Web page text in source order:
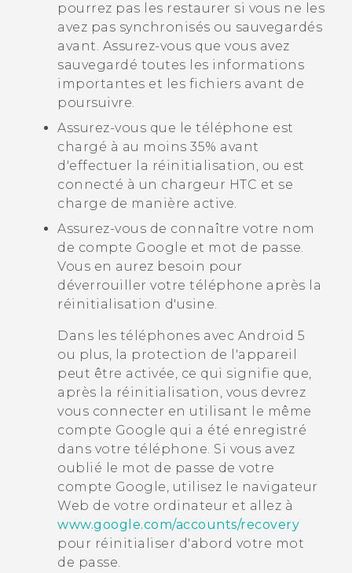
pourrez pas les restaurer si vous ne les
avez pas synchronisés ou sauvegardés
avant. Assurez-vous que vous avez
sauvegardé toutes les informations
importantes et les fichiers avant de
poursuivre.
Assurez-vous que le téléphone est
chargé à au moins 35% avant
d'effectuer la réinitialisation, ou est
connecté à un chargeur HTC et se
charge de manière active.
Assurez-vous de connaître votre nom
de compte Google et mot de passe.
Vous en aurez besoin pour
déverrouiller votre téléphone après la
réinitialisation d'usine.
Dans les téléphones avec Android 5
ou plus, la protection de l'appareil
peut être activée, ce qui signifie que,
après la réinitialisation, vous devrez
vous connecter en utilisant le même
compte Google qui a été enregistré
dans votre téléphone. Si vous avez
oublié le mot de passe de votre
compte Google, utilisez le navigateur
Web de votre ordinateur et allez à
www.google.com/accounts/recovery
pour réinitialiser d'abord votre mot
de passe.